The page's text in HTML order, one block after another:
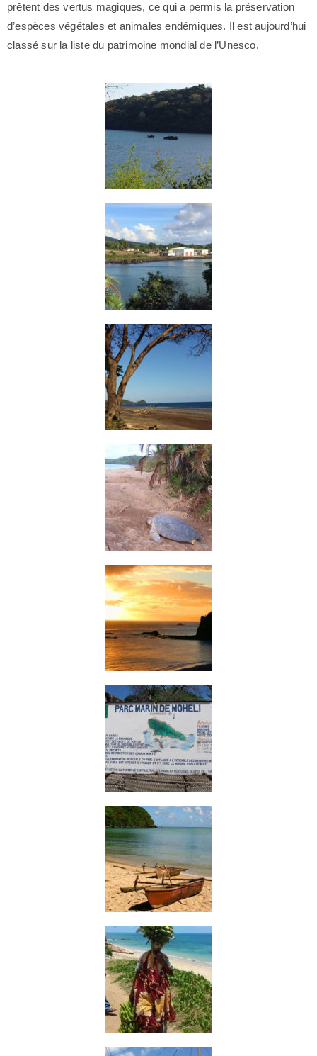
prêtent des vertus magiques, ce qui a permis la préservation
d’espèces végétales et animales endémiques. Il est aujourd’hui
classé sur la liste du patrimoine mondial de l’Unesco.